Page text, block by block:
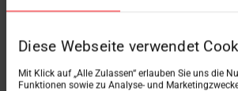
Diese Webseite verwendet
Mit Klick auf „Alle Zulassen“ erlauben Sie uns die
Funktionen sowie zu Analyse- und